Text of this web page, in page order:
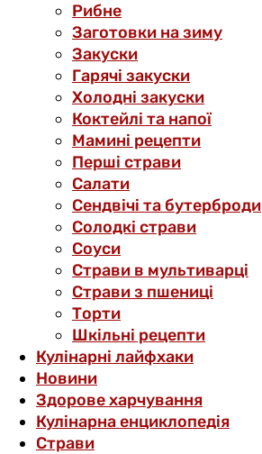
Рибне
Заготовки на зиму
Закуски
Гарячі закуски
Холодні закуски
Коктейлі та напої
Мамині рецепти
Перші страви
Салати
Сендвічі та бутерброди
Солодкі страви
Соуси
Страви в мультиварці
Страви з пшениці
Торти
Шкільні рецепти
Кулінарні лайфхаки
Новини
Здорове харчування
Кулінарна енциклопедія
Страви